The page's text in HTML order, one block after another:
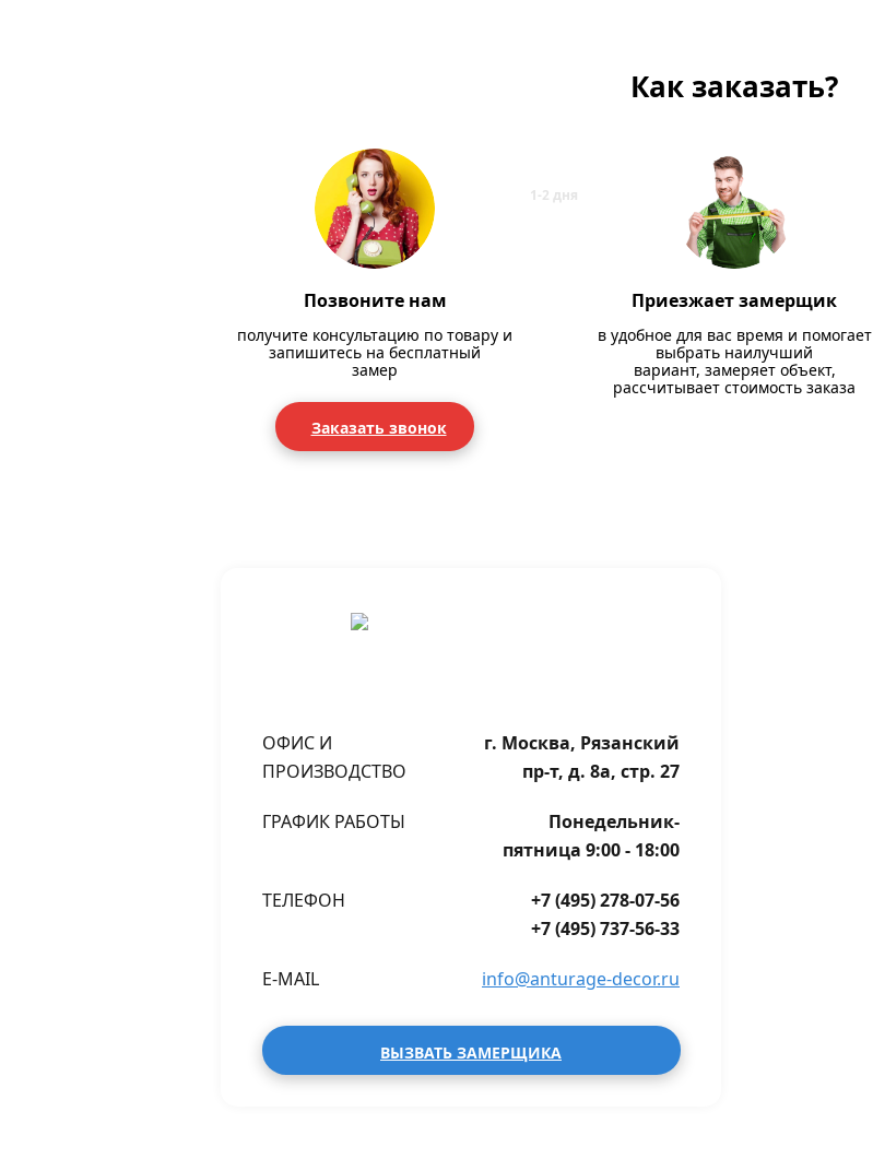
Как заказать?
Позвоните нам
получите консультацию по товару и
запишитесь на бесплатный
замер
Заказать звонок
Приезжает замерщик
в удобное для вас время и помогает
выбрать наилучший
вариант, замеряет объект,
рассчитывает стоимость заказа
ОФИС И
ПРОИЗВОДСТВО
г. Москва, Рязанский
пр-т, д. 8а, стр. 27
ГРАФИК РАБОТЫ
Понедельник-
пятница 9:00 - 18:00
ТЕЛЕФОН
+7 (495) 278-07-56
+7 (495) 737-56-33
E-MAIL info@anturage-decor.ru
ВЫЗВАТЬ ЗАМЕРЩИКА